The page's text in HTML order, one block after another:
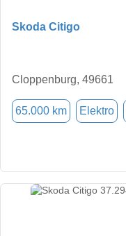
Skoda Citigo
Cloppenburg, 49661
65.000 km Elektro